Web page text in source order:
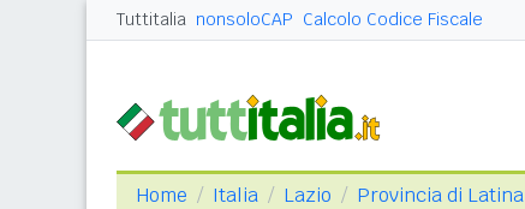
Tuttitalia nonsoloCAP Calcolo Codice Fiscale
Home Italia Lazio Provincia di Latina